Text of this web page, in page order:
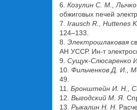
6. Козулин С. М.,
обжиговых печей
7. Irausch R., Huttenes
124–133.
8. Электрошлаковая
АН УССР. Ин-т
9. Сущук-Слюсаренко
10. Фильченков Д. И.,
49.
11. Бронштейн И. Н.,
12. Выгодский М. Я.
13. Рыкалин Н. Н.